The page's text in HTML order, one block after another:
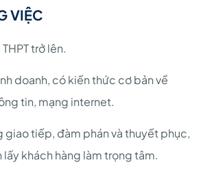
VIỆC
trở lên.
doanh, có kiến thức cơ bản về
tin, mạng internet.
giao tiếp, đàm phán và thuyết phục,
lấy khách hàng làm trọng tâm.